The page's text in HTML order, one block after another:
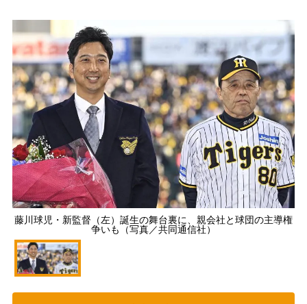
藤川球児・新監督（左）誕生の舞台裏に、親会社と球団の主導権
争いも（写真／共同通信社）